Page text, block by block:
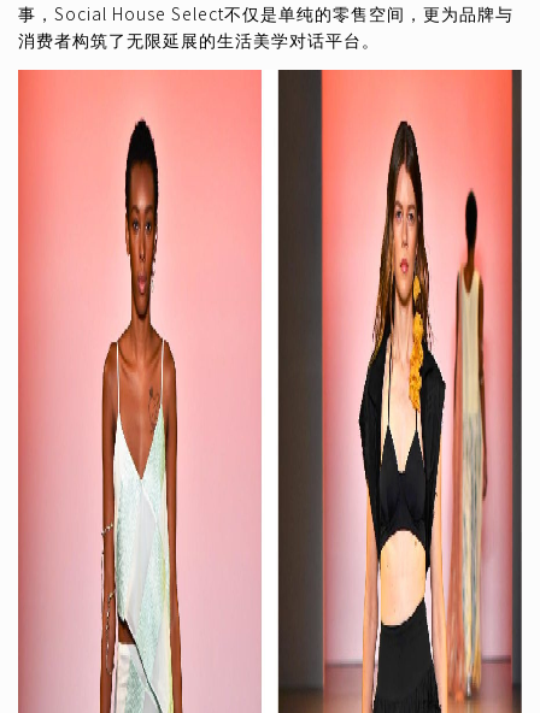
事，Social House Select不仅是单纯的零售空间，更为品牌与
消费者构筑了无限延展的生活美学对话平台。